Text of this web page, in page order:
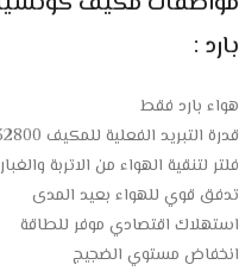
بارد :
هواء بارد فقط
قدرة التبريد الفعلية للمكيف 32800 وحدة
فلتر لتنقية الهواء من الاتربة والغبار
تدفق قوي للهواء بعيد المدى
استهلاك اقتصادي موفر للطاقة
انخفاض مستوي الضجيج